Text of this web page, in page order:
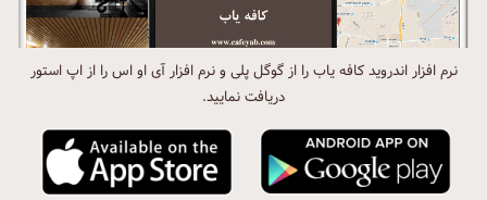
نرم افزار اندروید کافه یاب را از گوگل پلی و نرم افزار آی او اس را از اپ استور
دریافت نمایید.